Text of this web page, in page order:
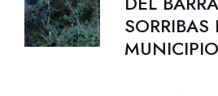
SORRIBAS